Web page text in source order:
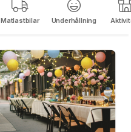
Matlastbilar Underhållning